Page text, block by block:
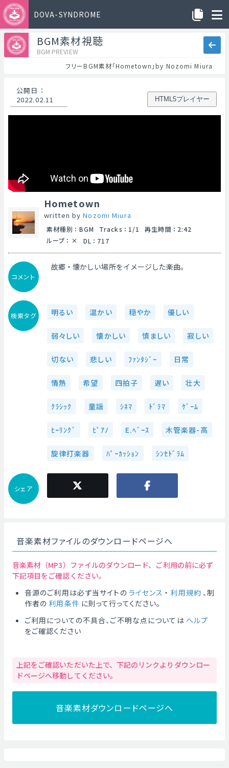
DOVA-SYNDROME
BGM素材視聴
BGM PREVIEW
フリーBGM素材「Hometown」by Nozomi Miura
公開日 ：
2022.02.11
HTML5プレイヤー
Hometown
written byNozomi Miura
素材種別 ： BGM Tracks ： 1/1 再生時間 ： 2:42
ループ ： DL ： 717
コメント
故郷・懐かしい場所をイメージした楽曲。
検索タグ 明るい 温かい 穏やか 優しい
弱々しい 懐かしい 慎ましい 寂しい
切ない 悲しい ﾌｧﾝﾀｼﾞｰ 日常
情熱 希望 四拍子 遅い 壮大
ｸﾗｼｯｸ 童謡 ｼﾈﾏ ﾄﾞﾗﾏ ｹﾞｰﾑ
ﾋｰﾘﾝｸﾞ ﾋﾟｱﾉ E.ﾍﾞｰｽ 木管楽器-高
旋律打楽器 ﾊﾟｰｶｯｼｮﾝ ｼﾝｾﾄﾞﾗﾑ
シェア
音楽素材ファイルのダウンロードページへ
音楽素材（MP3）ファイルのダウンロード、ご利用の前に必ず
下記項目をご確認ください。
音源のご利用は必ず当サイトの ライセンス ・ 利用規約 、制
作者の 利用条件 に則って行ってください。
ご利用についての不具合、ご不明な点については ヘルプ
をご確認ください
上記をご確認いただいた上で、下記のリンクよりダウンロー
ドページへ移動してください。
音楽素材ダウンロードページへ